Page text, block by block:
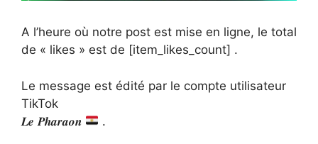
A l’heure où notre post est mise en ligne, le total
de « likes » est de [item_likes_count] .
Le message est édité par le compte utilisateur
TikTok
𝑳𝒆 𝑷𝒉𝒂𝒓𝒂𝒐𝒏
.